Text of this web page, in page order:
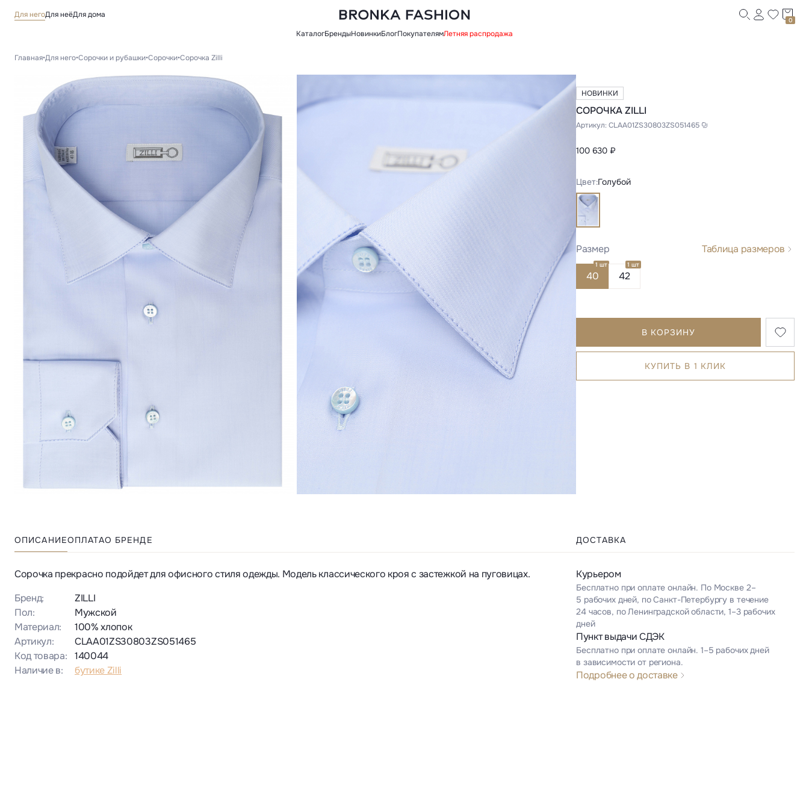
Для негоДля неёДля дома
0
КаталогБрендыНовинкиБлогПокупателямЛетняя распродажа
Главная•Для него•Сорочки и рубашки•Сорочки•Сорочка Zilli
НОВИНКИ
СОРОЧКА ZILLI
Артикул:CLAA01ZS30803ZS051465
100 630 ₽
Цвет:Голубой
Размер Таблица размеров
40
1 шт
42
1 шт
В КОРЗИНУ
КУПИТЬ В 1 КЛИК
ОПИСАНИЕОПЛАТАО БРЕНДЕ
Сорочка прекрасно подойдет для офисного стиля одежды. Модель классического кроя с застежкой на пуговицах.
Бренд:
ZILLI
Пол:
Мужской
Материал:
100% хлопок
Артикул:
CLAA01ZS30803ZS051465
Код товара:
140044
Наличие в:
бутике Zilli
ДОСТАВКА
Курьером
Бесплатно при оплате онлайн. По Москве 2–
5 рабочих дней, по Санкт-Петербургу в течение
24 часов, по Ленинградской области, 1–3 рабочих
дней
Пункт выдачи СДЭК
Бесплатно при оплате онлайн. 1–5 рабочих дней
в зависимости от региона.
Подробнее о доставке